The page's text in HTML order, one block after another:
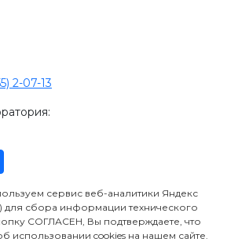
2-07-13
сервис веб-аналитики Яндекс
для сбора информации технического
СОГЛАСЕН, Вы подтверждаете, что
cookies на нашем сайте.